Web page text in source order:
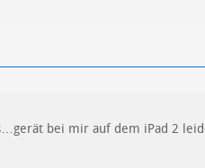
bei mir auf dem iPad 2